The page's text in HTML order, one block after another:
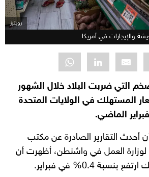
رويترز
والإيجارات في أمريكا
التي ضربت البلاد خلال الشهور
المستهلك في الولايات المتحدة
الماضي.
أحدث التقارير الصادرة عن مكتب
لوزارة العمل في واشنطن، أظهرت أن
0.4% في فبراير.